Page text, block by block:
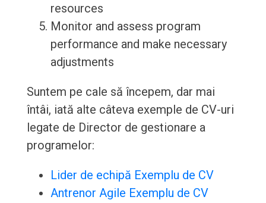
resources
Monitor and assess program
performance and make necessary
adjustments
Suntem pe cale să începem, dar mai
întâi, iată alte câteva exemple de CV-uri
legate de Director de gestionare a
programelor:
Lider de echipă Exemplu de CV
Antrenor Agile Exemplu de CV